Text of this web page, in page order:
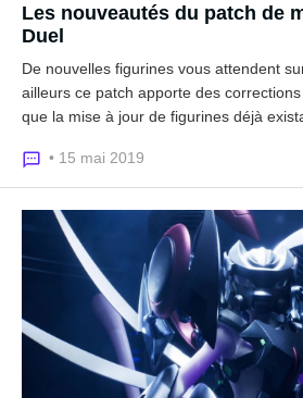
Les nouveautés du patch de
Duel
De nouvelles figurines vous attendent
ailleurs ce patch apporte des
que la mise à jour de figurines déjà
• 15 mai 2019